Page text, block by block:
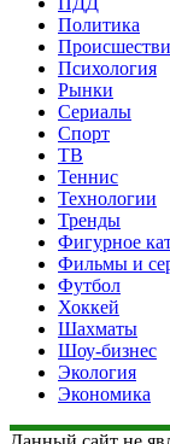
Политика
Психология
Рынки
Сериалы
Спорт
ТВ
Теннис
Технологии
Тренды
Фигурное
Фильмы и
Футбол
Хоккей
Шахматы
Шоу-бизнес
Экология
Экономика